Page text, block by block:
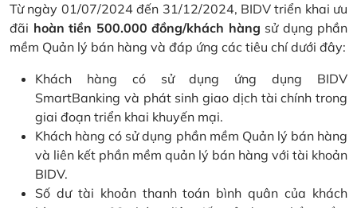
Từ ngày 01/07/2024 đến 31/12/2024, BIDV triển khai ưu
đãi hoàn tiền 500.000 đồng/khách hàng sử dụng phần
mềm Quản lý bán hàng và đáp ứng các tiêu chí dưới đây:
Khách hàng có sử dụng ứng dụng BIDV
SmartBanking và phát sinh giao dịch tài chính trong
giai đoạn triển khai khuyến mại.
Khách hàng có sử dụng phần mềm Quản lý bán hàng
và liên kết phần mềm quản lý bán hàng với tài khoản
BIDV.
Số dư tài khoản thanh toán bình quân của khách